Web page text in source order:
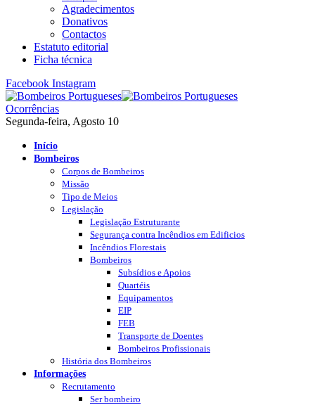
Agradecimentos
Donativos
Contactos
Estatuto editorial
Ficha técnica
Facebook Instagram
Ocorrências
Segunda-feira, Agosto 10
Início
Bombeiros
Corpos de Bombeiros
Missão
Tipo de Meios
Legislação
Legislação Estruturante
Segurança contra Incêndios em Edificios
Incêndios Florestais
Bombeiros
Subsídios e Apoios
Quartéis
Equipamentos
EIP
FEB
Transporte de Doentes
Bombeiros Profissionais
História dos Bombeiros
Informações
Recrutamento
Ser bombeiro